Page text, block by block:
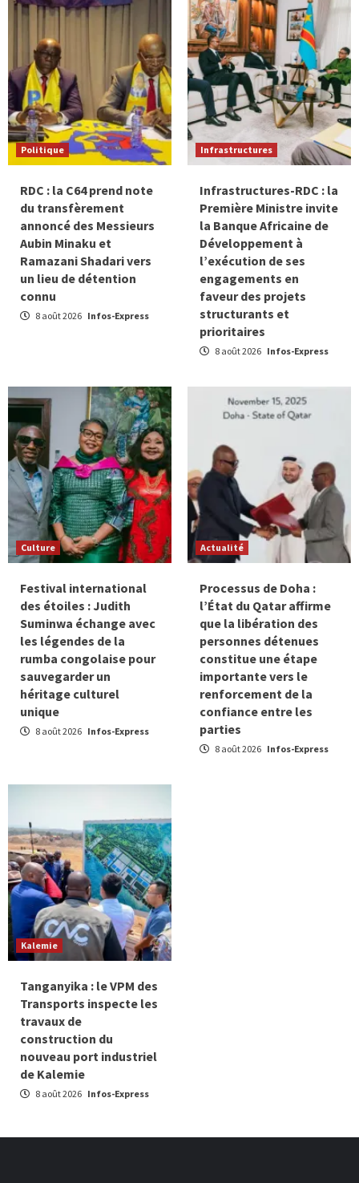
Politique
RDC : la C64 prend note
du transfèrement
annoncé des Messieurs
Aubin Minaku et
Ramazani Shadari vers
un lieu de détention
connu
8 août 2026 Infos-Express
Infrastructures
Infrastructures-RDC : la
Première Ministre invite
la Banque Africaine de
Développement à
l’exécution de ses
engagements en
faveur des projets
structurants et
prioritaires
8 août 2026 Infos-Express
Culture
Festival international
des étoiles : Judith
Suminwa échange avec
les légendes de la
rumba congolaise pour
sauvegarder un
héritage culturel
unique
8 août 2026 Infos-Express
Actualité
Processus de Doha :
l’État du Qatar affirme
que la libération des
personnes détenues
constitue une étape
importante vers le
renforcement de la
confiance entre les
parties
8 août 2026 Infos-Express
Kalemie
Tanganyika : le VPM des
Transports inspecte les
travaux de
construction du
nouveau port industriel
de Kalemie
8 août 2026 Infos-Express